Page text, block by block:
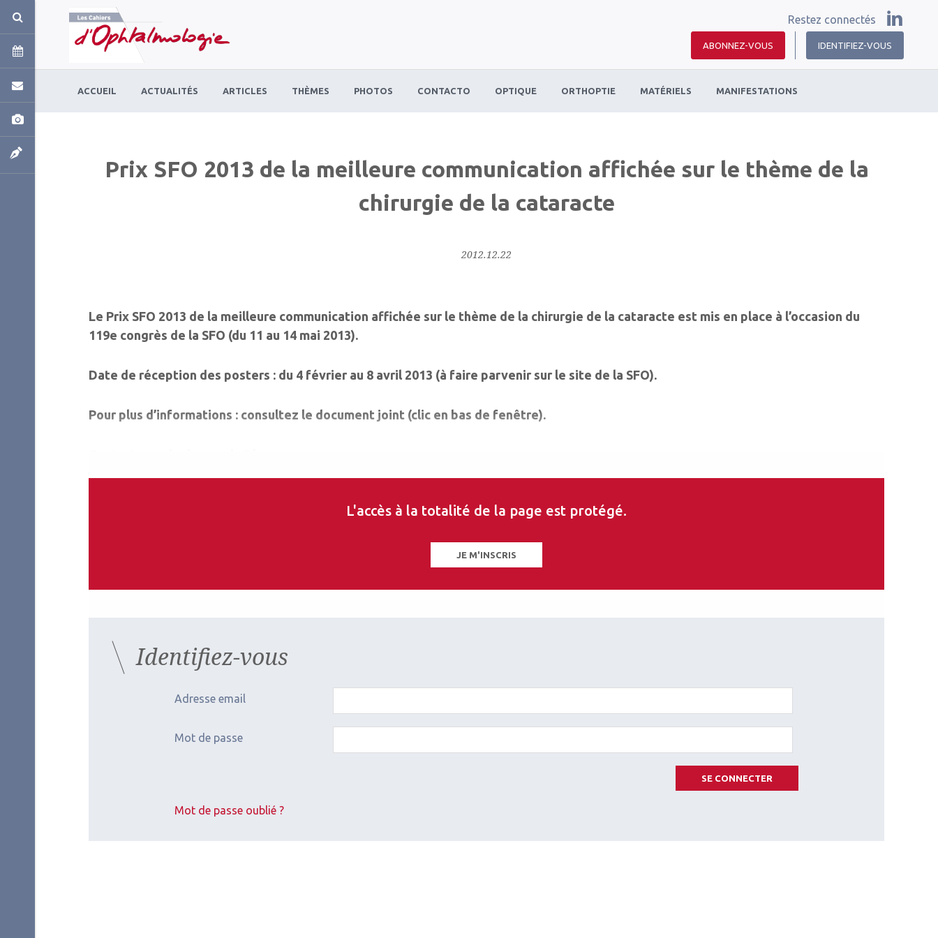
Restez connectés
ABONNEZ-VOUS IDENTIFIEZ-VOUS
ACCUEIL ACTUALITÉS ARTICLES THÈMES PHOTOS CONTACTO OPTIQUE ORTHOPTIE MATÉRIELS MANIFESTATIONS
Prix SFO 2013 de la meilleure communication affichée sur le thème de la
chirurgie de la cataracte
2012.12.22
Le Prix SFO 2013 de la meilleure communication affichée sur le thème de la chirurgie de la cataracte est mis en place à l’occasion du
119e congrès de la SFO (du 11 au 14 mai 2013).
Date de réception des posters : du 4 février au 8 avril 2013 (à faire parvenir sur le site de la SFO).
Pour plus d’informations : consultez le document joint (clic en bas de fenêtre).
L'accès à la totalité de la page est protégé.
JE M'INSCRIS
Identifiez-vous
Adresse email
Mot de passe
SE CONNECTER
Mot de passe oublié ?
Panneau de gestion des cookies